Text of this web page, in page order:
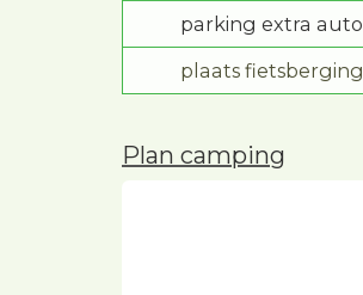
parking extra auto
plaats fietsberging
Plan camping